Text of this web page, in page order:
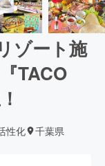
ゾート施
TACO
性化 千葉県